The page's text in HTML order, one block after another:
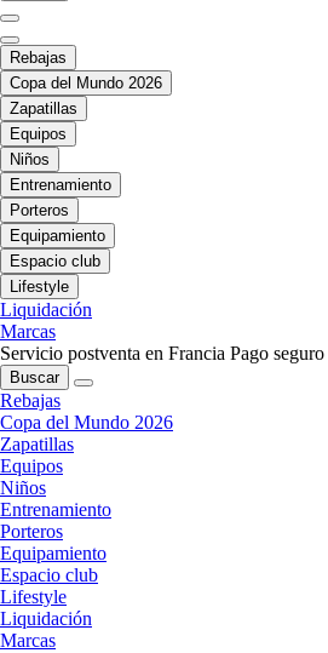
Rebajas
Copa del Mundo 2026
Zapatillas
Equipos
Niños
Entrenamiento
Porteros
Equipamiento
Espacio club
Lifestyle
Liquidación
Marcas
Servicio postventa en Francia Pago seguro
Buscar
Rebajas
Copa del Mundo 2026
Zapatillas
Equipos
Niños
Entrenamiento
Porteros
Equipamiento
Espacio club
Lifestyle
Liquidación
Marcas